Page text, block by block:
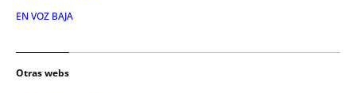
EN VOZ BAJA
Otras webs